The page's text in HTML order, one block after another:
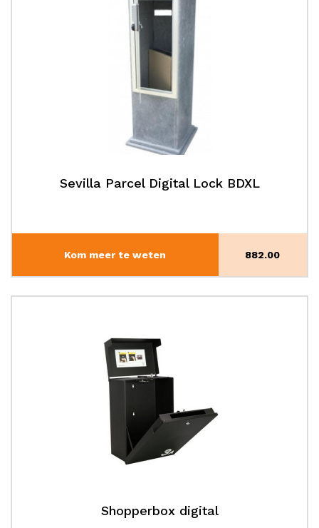
Sevilla Parcel Digital Lock BDXL
Kom meer te weten 882.00
Shopperbox digital